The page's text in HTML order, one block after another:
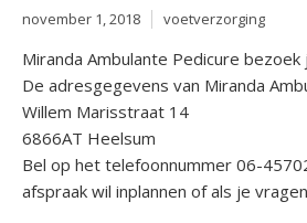
november 1, 2018 voetverzorging
Miranda Ambulante Pedicure bezoek
De adresgegevens van Miranda
Willem Marisstraat 14
6866AT Heelsum
Bel op het telefoonnummer 06-
afspraak wil inplannen of als je